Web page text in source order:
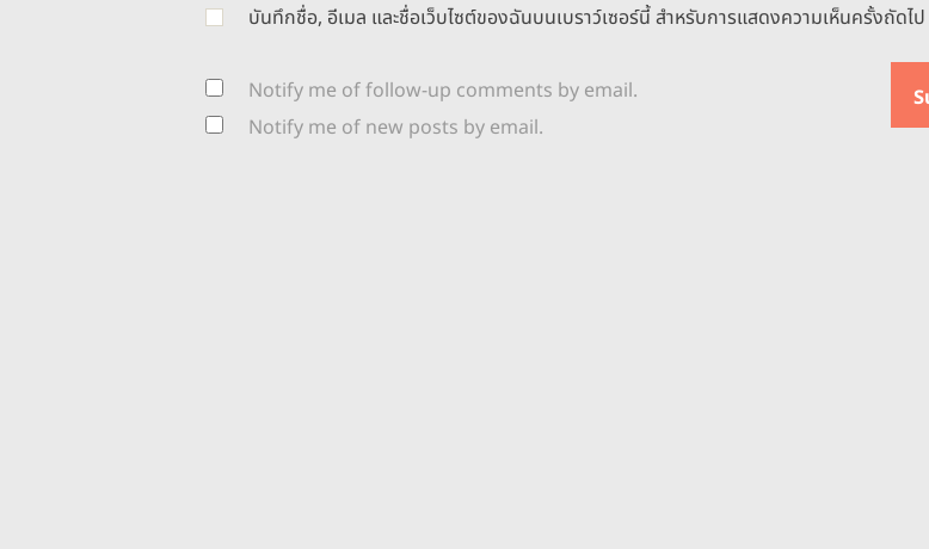
บันทึกชื่อ, อีเมล และชื่อเว็บไซต์ของฉันบนเบราว์เซอร์นี้ สำหรับการแสดงความเห็นครั้งถัดไป
Notify me of follow-up comments by email.
Notify me of new posts by email.